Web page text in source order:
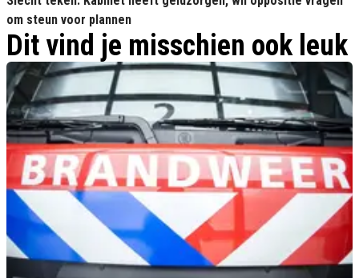
om steun voor plannen
Dit vind je misschien ook leuk